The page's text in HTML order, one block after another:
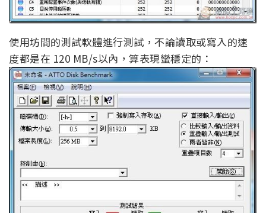
使用坊間的測試軟體進行測試，不論讀取或寫入的速
度都是在 120 MB/s以內，算表現蠻穩定的：